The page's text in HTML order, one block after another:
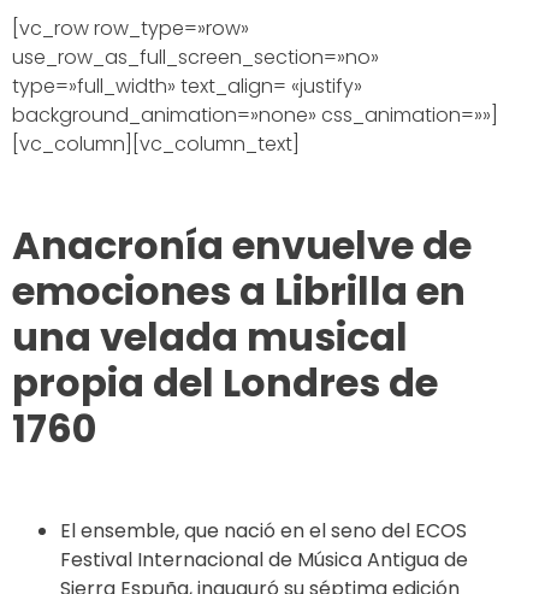
[vc_row row_type=»row»
use_row_as_full_screen_section=»no»
type=»full_width» text_align= «justify»
background_animation=»none» css_animation=»»]
[vc_column][vc_column_text]
Anacronía envuelve de
emociones a Librilla en
una velada musical
propia del Londres de
1760
El ensemble, que nació en el seno del ECOS
Festival Internacional de Música Antigua de